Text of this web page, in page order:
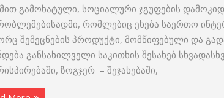
გამოხატული, სოციალური ჯგუფების
რომლებიც ეხება საერთო
შემეცნების პროდუქტი, მომწიფებული და
განსახილველი საკითხის შესახებ
ზოგჯერ – შეჯახებაში,